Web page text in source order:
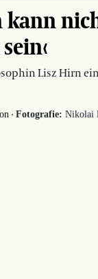
kann
Lisz Hirn
· Fotografie: Nikolai